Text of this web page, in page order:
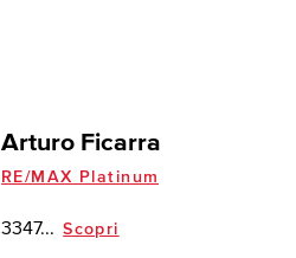
Arturo Ficarra
RE/MAX Platinum
3347... Scopri